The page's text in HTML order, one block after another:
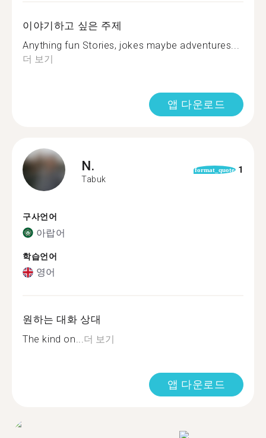
이야기하고 싶은 주제
Anything fun Stories, jokes maybe adventures...
더 보기
앱 다운로드
N.
Tabuk
format_quote 1
구사언어
아랍어
학습언어
영어
원하는 대화 상대
The kind on...더 보기
앱 다운로드